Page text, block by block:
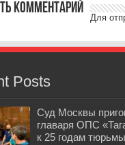
комментарий
Для
Posts
Суд Москвы
главаря ОПС
к 25 годам тюрьмы